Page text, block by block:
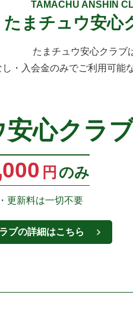
TAMACHU ANSHIN
たまチュウ安心
たまチュウ安心クラブ
・入会金のみでご利用可能
心クラ
円 のみ
更新料は一切不要
ブの詳細はこちら